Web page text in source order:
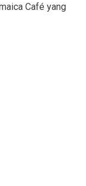
Café yang